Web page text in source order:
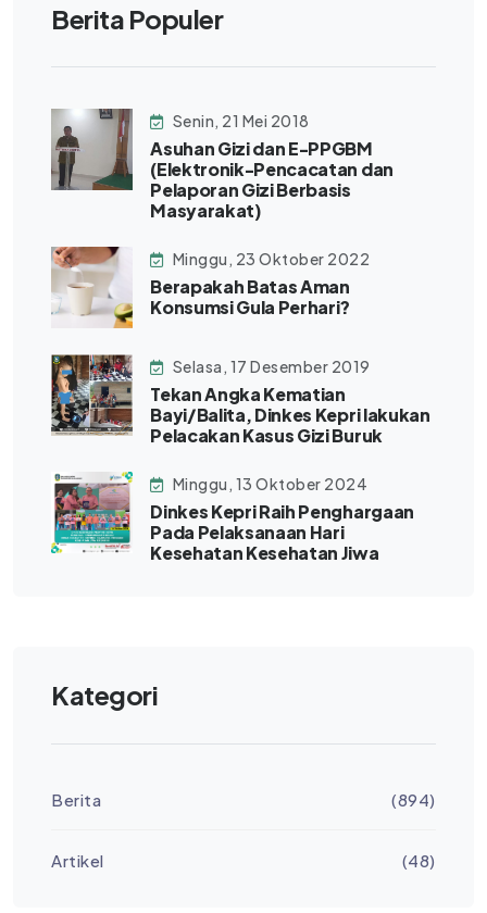
Berita Populer
Senin, 21 Mei 2018
Asuhan Gizi dan E-PPGBM
(Elektronik-Pencacatan dan
Pelaporan Gizi Berbasis
Masyarakat)
Minggu, 23 Oktober 2022
Berapakah Batas Aman
Konsumsi Gula Perhari?
Selasa, 17 Desember 2019
Tekan Angka Kematian
Bayi/Balita, Dinkes Kepri lakukan
Pelacakan Kasus Gizi Buruk
Minggu, 13 Oktober 2024
Dinkes Kepri Raih Penghargaan
Pada Pelaksanaan Hari
Kesehatan Kesehatan Jiwa
Kategori
Berita (894)
Artikel (48)